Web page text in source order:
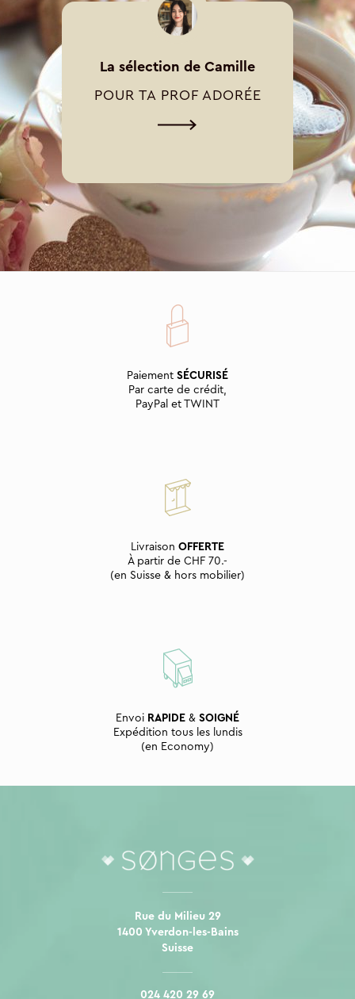
La sélection de Camille
POUR TA PROF ADORÉE
Paiement SÉCURISÉ
Par carte de crédit,
PayPal et TWINT
Livraison OFFERTE
À partir de CHF 70.-
(en Suisse & hors mobilier)
Envoi RAPIDE & SOIGNÉ
Expédition tous les lundis
(en Economy)
Rue du Milieu 29
1400 Yverdon-les-Bains
Suisse
024 420 29 69